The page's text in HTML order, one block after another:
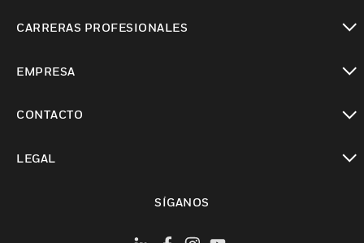
CARRERAS PROFESIONALES
EMPRESA
CONTACTO
LEGAL
SÍGANOS